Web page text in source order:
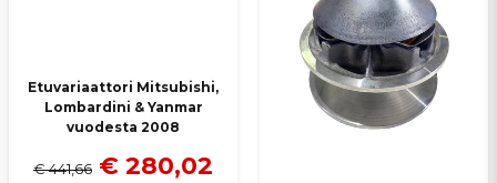
Etuvariaattori Mitsubishi,
Lombardini & Yanmar
vuodesta 2008
€ 441,66 € 280,02